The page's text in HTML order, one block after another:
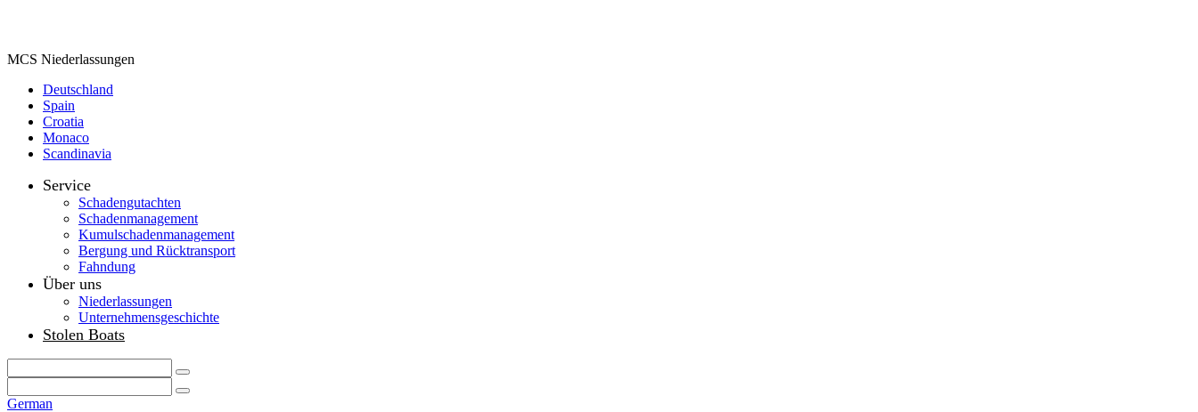
MCS Niederlassungen
Deutschland
Spain
Croatia
Monaco
Scandinavia
Service
Schadengutachten
Schadenmanagement
Kumulschadenmanagement
Bergung und Rücktransport
Fahndung
Über uns
Niederlassungen
Unternehmensgeschichte
Stolen Boats
German